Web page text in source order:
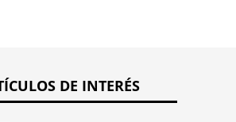
DE INTERÉS